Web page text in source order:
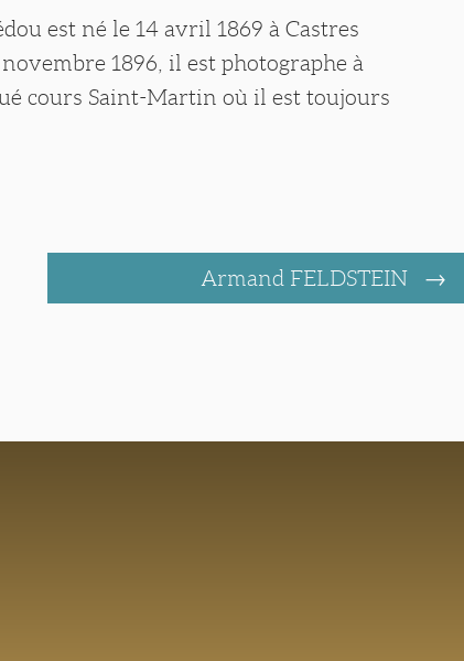
est né le 14 avril 1869 à Castres
1896, il est photographe à
cours Saint-Martin où il est toujours
Armand FELDSTEIN